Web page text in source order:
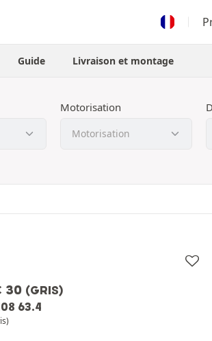
Guide Livraison et montage
Motorisation
30 (GRIS)
63.4